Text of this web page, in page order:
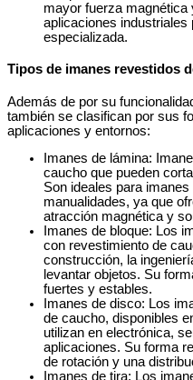
mayor fuerza magnética
aplicaciones industriales
especializada.
Tipos de imanes revestidos
Además de por su
también se clasifican por sus
aplicaciones y entornos:
Imanes de lámina:
caucho que pueden
Son ideales para
manualidades, ya que
atracción magnética y
Imanes de bloque: Los
con revestimiento de
construcción, la
levantar objetos. Su
fuertes y estables.
Imanes de disco: Los
de caucho, disponibles
utilizan en electrónica,
aplicaciones. Su forma
de rotación y una
Imanes de tira: Los